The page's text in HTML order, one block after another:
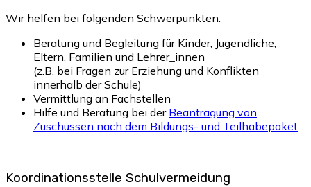
Wir helfen bei folgenden Schwerpunkten:
Beratung und Begleitung für Kinder, Jugendliche,
Eltern, Familien und Lehrer_innen
(z.B. bei Fragen zur Erziehung und Konflikten
innerhalb der Schule)
Vermittlung an Fachstellen
Hilfe und Beratung bei der Beantragung von
Zuschüssen nach dem Bildungs- und Teilhabepaket
Koordinationsstelle Schulvermeidung